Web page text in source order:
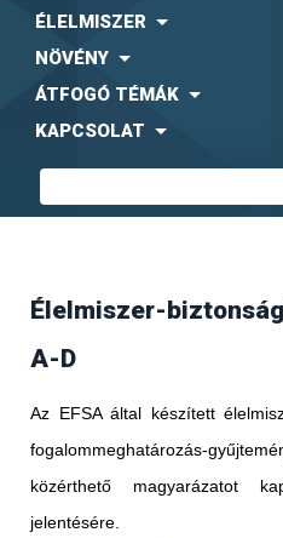
ÉLELMISZER
NÖVÉNY
ÁTFOGÓ TÉMÁK
KAPCSOLAT
Élelmiszer-
A-D
Az EFSA által készített
fogalommeghatározás-
közérthető magyarázatot
jelentésére.